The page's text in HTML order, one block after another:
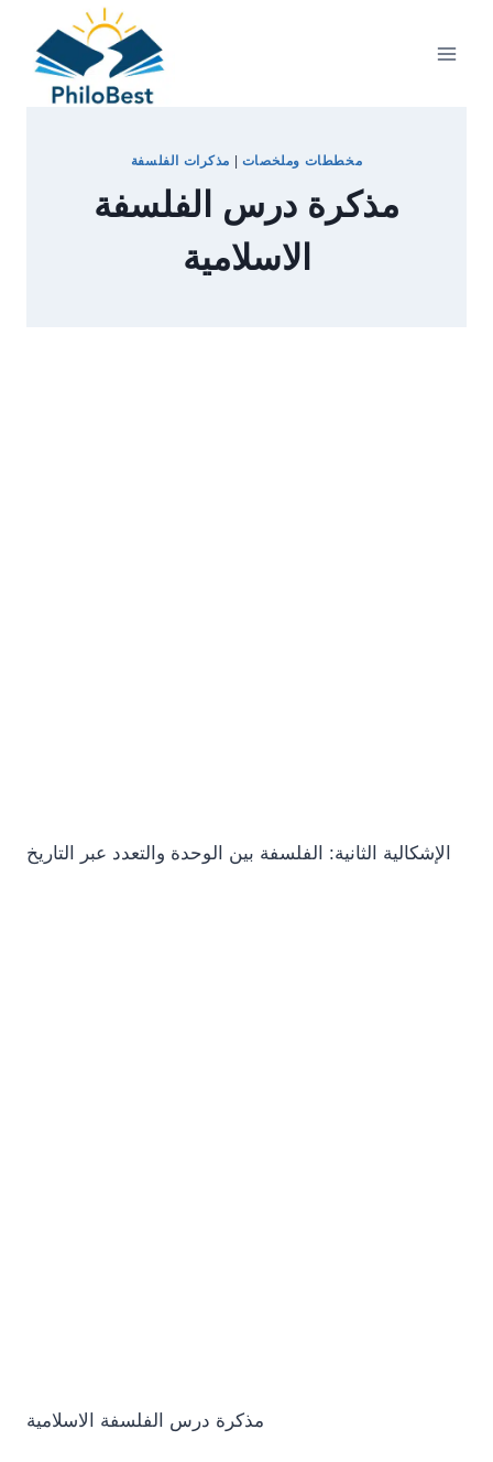
content
مخططات وملخصات | مذكرات الفلسفة
مذكرة درس الفلسفة
الاسلامية
الإشكالية الثانية: الفلسفة بين الوحدة والتعدد عبر التاريخ
مذكرة درس الفلسفة الاسلامية